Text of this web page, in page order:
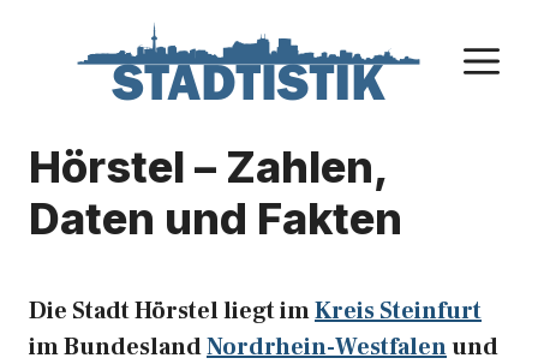
Hörstel – Zahlen,
Daten und Fakten
Die Stadt Hörstel liegt imKreis Steinfurt
im BundeslandNordrhein-Westfalenund